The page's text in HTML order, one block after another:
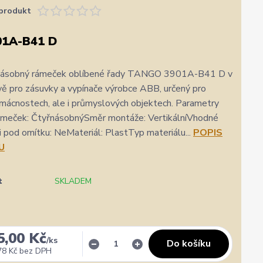
i
%★★★★★
Ověřený zákazník✓
Přidáno 3. srpna
Heureka.cz
i
Doporučuje obchod ★★★★★
B41 D
rámeček oblíbené řady TANGO 3901A-B41 D v
pro zásuvky a vypínače výrobce ABB, určený pro
ale i průmyslových objektech. Parametry
ČtyřnásobnýSměr montáže: VertikálníVhodné
pod omítku: NeMateriál: PlastTyp materiálu... POPIS
SKLADEM
Kč/ks
Kč bez DPH
Do košíku